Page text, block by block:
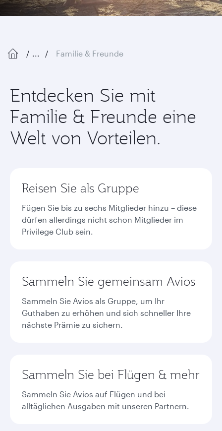
... Familie & Freunde
Entdecken Sie mit
Familie & Freunde eine
Welt von Vorteilen.
Reisen Sie als Gruppe
Fügen Sie bis zu sechs Mitglieder hinzu – diese
dürfen allerdings nicht schon Mitglieder im
Privilege Club sein.
Sammeln Sie gemeinsam Avios
Sammeln Sie Avios als Gruppe, um Ihr
Guthaben zu erhöhen und sich schneller Ihre
nächste Prämie zu sichern.
Sammeln Sie bei Flügen & mehr
Sammeln Sie Avios auf Flügen und bei
alltäglichen Ausgaben mit unseren Partnern.